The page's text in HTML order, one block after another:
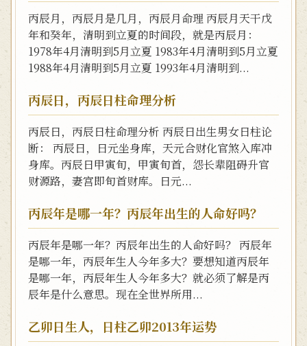
丙辰月，丙辰月是几月，丙辰月命理 丙辰月天干戊
年和癸年，清明到立夏的时间段，就是丙辰月：
1978年4月清明到5月立夏 1983年4月清明到5月立夏
1988年4月清明到5月立夏 1993年4月清明到...
丙辰日，丙辰日柱命理分析
丙辰日，丙辰日柱命理分析 丙辰日出生男女日柱论
断： 丙辰日，日元坐身库，天元合财化官煞入库冲
身库。丙辰日甲寅旬，甲寅旬首，怨长辈阻碍升官
财源路，妻宫即旬首财库。日元...
丙辰年是哪一年？丙辰年出生的人命好吗？
丙辰年是哪一年？丙辰年出生的人命好吗？ 丙辰年
是哪一年，丙辰年生人今年多大？要想知道丙辰年
是哪一年，丙辰年生人今年多大？就必须了解是丙
辰年是什么意思。现在全世界所用...
乙卯日生人，日柱乙卯2013年运势